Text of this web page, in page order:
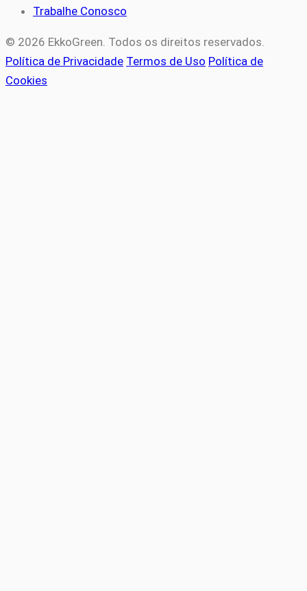
Trabalhe Conosco
© 2026 EkkoGreen. Todos os direitos reservados.
Política de Privacidade Termos de Uso Política de
Cookies